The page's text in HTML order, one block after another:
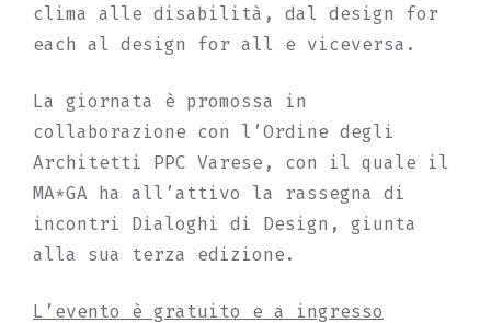
clima alle disabilità, dal design for
each al design for all e viceversa.
La giornata è promossa in
collaborazione con l’Ordine degli
Architetti PPC Varese, con il quale il
MA*GA ha all’attivo la rassegna di
incontri Dialoghi di Design, giunta
alla sua terza edizione.
L’evento è gratuito e a ingresso